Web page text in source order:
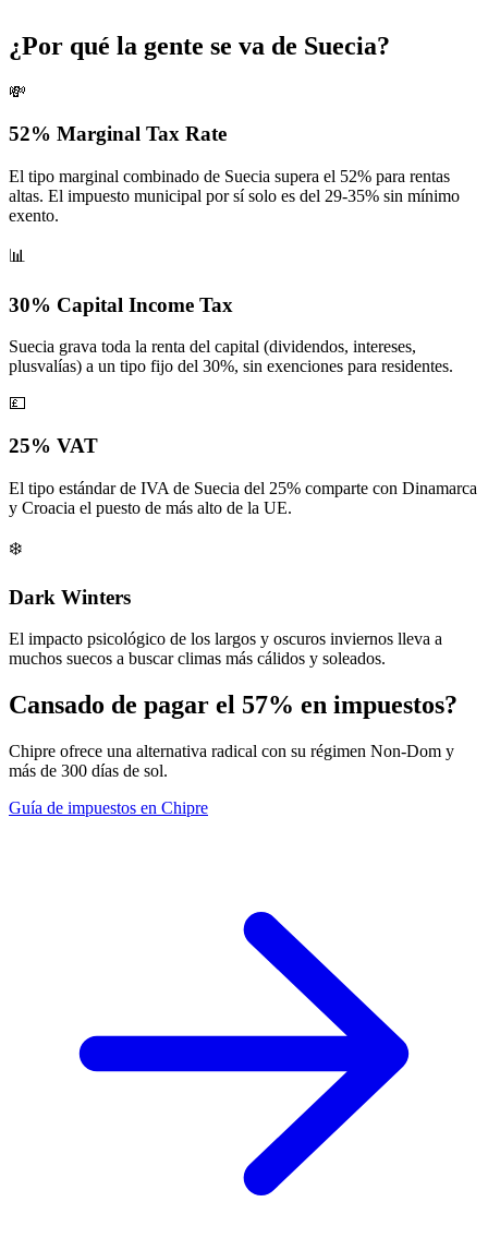
¿Por qué la gente se va de Suecia?
💸
52% Marginal Tax Rate
El tipo marginal combinado de Suecia supera el 52% para rentas
altas. El impuesto municipal por sí solo es del 29-35% sin mínimo
exento.
📊
30% Capital Income Tax
Suecia grava toda la renta del capital (dividendos, intereses,
plusvalías) a un tipo fijo del 30%, sin exenciones para residentes.
💷
25% VAT
El tipo estándar de IVA de Suecia del 25% comparte con Dinamarca
y Croacia el puesto de más alto de la UE.
❄️
Dark Winters
El impacto psicológico de los largos y oscuros inviernos lleva a
muchos suecos a buscar climas más cálidos y soleados.
Cansado de pagar el 57% en impuestos?
Chipre ofrece una alternativa radical con su régimen Non-Dom y
más de 300 días de sol.
Guía de impuestos en Chipre